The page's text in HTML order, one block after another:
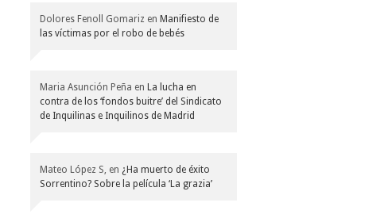
Dolores Fenoll Gomariz en Manifiesto de
las víctimas por el robo de bebés
Maria Asunción Peña en La lucha en
contra de los ‘fondos buitre’ del Sindicato
de Inquilinas e Inquilinos de Madrid
Mateo López S, en ¿Ha muerto de éxito
Sorrentino? Sobre la película ‘La grazia’